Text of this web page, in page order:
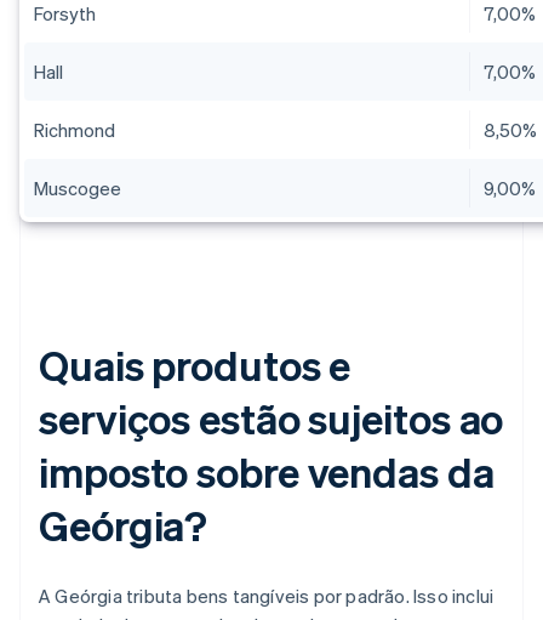
Forsyth 7,00%
Hall 7,00%
Richmond 8,50%
Muscogee 9,00%
Quais produtos e
serviços estão sujeitos ao
imposto sobre vendas da
Geórgia?
A Geórgia tributa bens tangíveis por padrão. Isso inclui